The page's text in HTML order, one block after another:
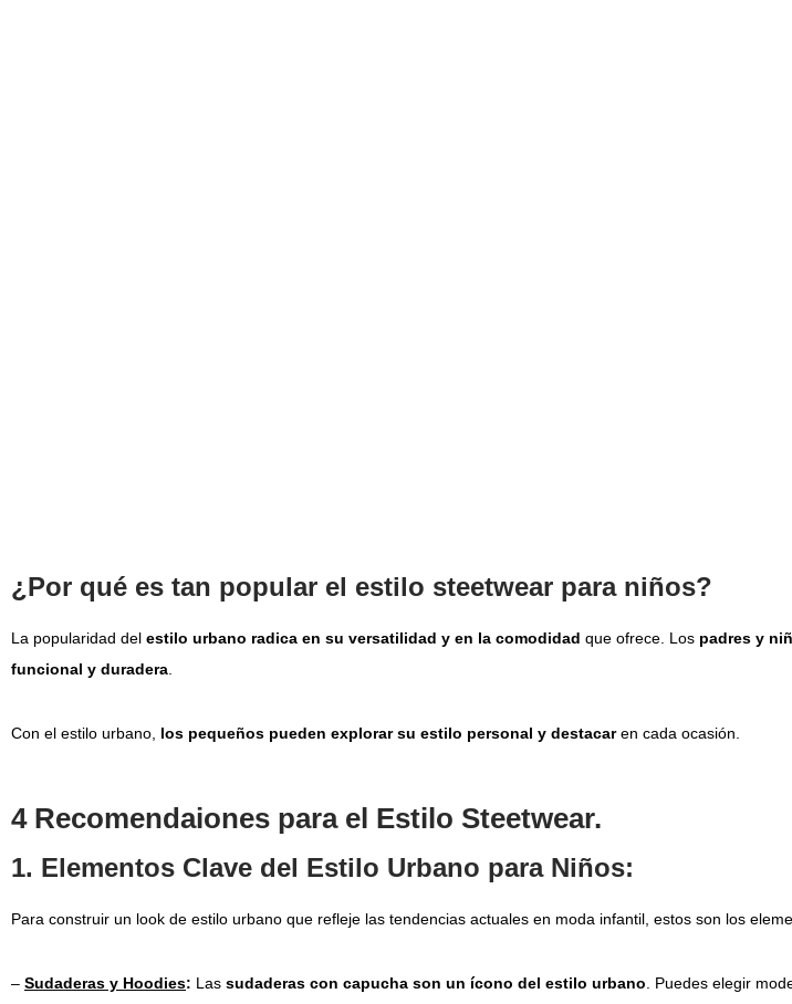
¿Por qué es tan popular el estilo steetwear para niños?
La popularidad del estilo urbano radica en su versatilidad y en la comodidad que ofrece. Los padres y
funcional y duradera
Con el estilo urbano, los pequeños pueden explorar su estilo personal y destacaren cada ocasión.
4 Recomendaiones para el Estilo Steetwear.
1. Elementos Clave del Estilo Urbano para Niños:
Para construir un look de estilo urbano que refleje las tendencias actuales en moda infantil, estos son los
– Sudaderas y Hoodies: Las sudaderas con capucha son un ícono del estilo urbano . Puedes elegir